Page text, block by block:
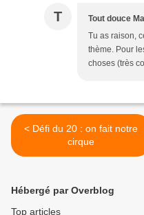
T Tout douce
Tu as raison,
thème. Pour
choses (très
< Défi du 20 : on fait notre
cirque
Hébergé par Overblog
Top articles